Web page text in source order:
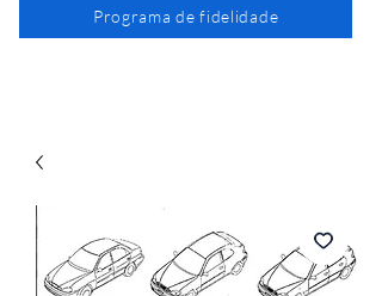
Programa de fidelidade